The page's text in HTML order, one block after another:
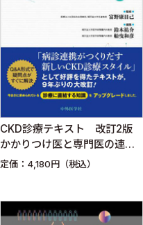
CKD診療テキスト 改訂2版
かかりつけ医と専門医の連携
のために
定価：4,180円（税込）